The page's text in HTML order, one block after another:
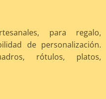
para regalo,
de personalización.
rótulos, platos,